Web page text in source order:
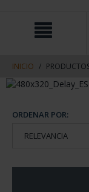
contenido
navegacin
INICIO
ORDENAR POR: